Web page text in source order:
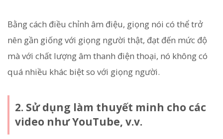
Bằng cách điều chỉnh âm điệu, giọng nói có thể trở
nên gần giống với giọng người thật, đạt đến mức độ
mà với chất lượng âm thanh điện thoại, nó không có
quá nhiều khác biệt so với giọng người.
2. Sử dụng làm thuyết minh cho các
video như YouTube, v.v.